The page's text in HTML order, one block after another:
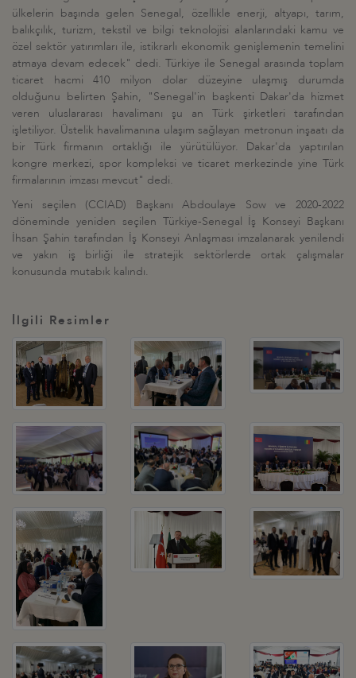
ülkelerin başında gelen Senegal, özellikle enerji, altyapı, tarım,
balıkçılık, turizm, tekstil ve bilgi teknolojisi alanlarındaki kamu ve
özel sektör yatırımları ile, istikrarlı ekonomik genişlemenin temelini
atmaya devam edecek" dedi. Türkiye ile Senegal arasında toplam
ticaret hacmi 410 milyon dolar düzeyine ulaşmış durumda
olduğunu belirten Şahin, "Senegal'in başkenti Dakar'da hizmet
veren uluslararası havalimanı şu an Türk şirketleri tarafından
işletiliyor. Üstelik havalimanına ulaşım sağlayan metronun inşaatı da
bir Türk firmanın ortaklığı ile yürütülüyor. Dakar'da yaptırılan
kongre merkezi, spor kompleksi ve ticaret merkezinde yine Türk
firmalarının imzası mevcut" dedi.
Yeni seçilen (CCIAD) Başkanı Abdoulaye Sow ve 2020-2022
döneminde yeniden seçilen Türkiye-Senegal İş Konseyi Başkanı
İhsan Şahin tarafından İş Konseyi Anlaşması imzalanarak yenilendi
ve yakın iş birliği ile stratejik sektörlerde ortak çalışmalar
konusunda mutabık kalındı.
İlgili Resimler